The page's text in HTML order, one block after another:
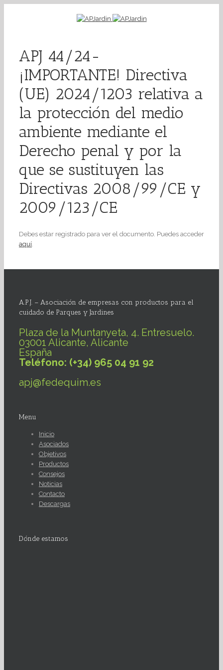
APJ 44/24-
¡IMPORTANTE! Directiva
(UE) 2024/1203 relativa a
la protección del medio
ambiente mediante el
Derecho penal y por la
que se sustituyen las
Directivas 2008/99/CE y
2009/123/CE
Debes estar registrado para ver el documento. Puedes acceder
aquí.
A.P.J. – Asociación de empresas con productos para el
cuidado de Parques y Jardines
Plaza de la Muntanyeta, 4. Entresuelo.
03001 Alicante, Alicante
España
Teléfono: (+34) 965 04 91 92
apj@fedequim.es
Menu
Inicio
Asociados
Objetivos
Productos
Consejos
Noticias
Contacto
Descargas
Dónde estamos